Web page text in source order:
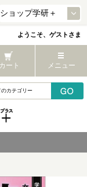
ようこそ、ゲストさま
カート メニュー